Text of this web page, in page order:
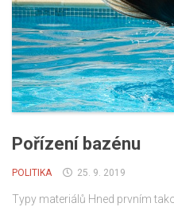
Pořízení bazénu
POLITIKA 25. 9. 2019
Typy materiálů Hned prvním